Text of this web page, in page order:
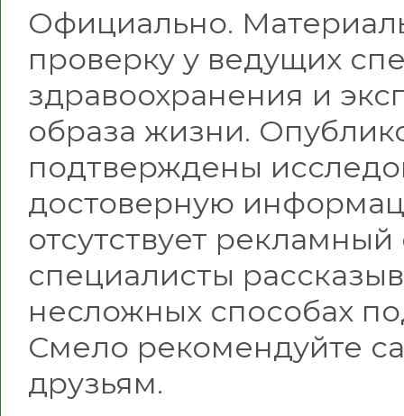
Официально.
проверку у ведущих
здравоохранения и
образа жизни.
подтверждены
достоверную
отсутствует
специалисты
несложных способах
Смело рекомендуйте
друзьям.